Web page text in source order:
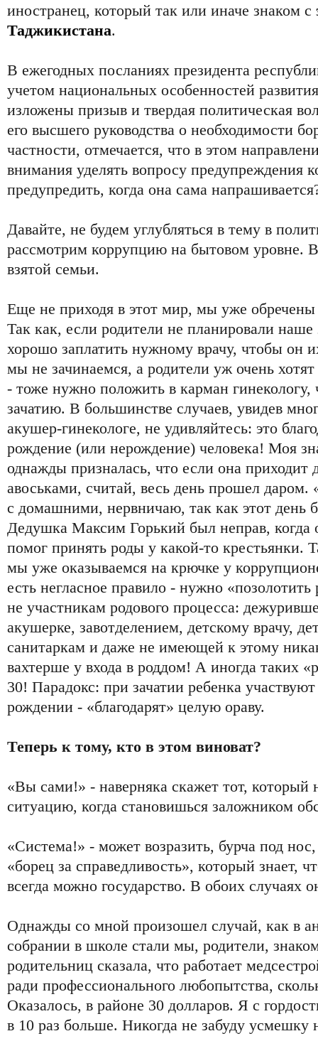
иностранец, который так или иначе знаком с
Таджикистана.
В ежегодных посланиях президента
учетом национальных особенностей
изложены призыв и твердая политическая
его высшего руководства о необходимости
частности, отмечается, что в этом
внимания уделять вопросу предупреждения
предупредить, когда она сама
Давайте, не будем углубляться в тему в
рассмотрим коррупцию на бытовом уровне.
взятой семьи.
Еще не приходя в этот мир, мы уже
Так как, если родители не планировали наше
хорошо заплатить нужному врачу, чтобы он
мы не зачинаемся, а родители уж очень
- тоже нужно положить в карман
зачатию. В большинстве случаев, увидев
акушер-гинекологе, не удивляйтесь: это
рождение (или нерождение) человека! Моя
однажды призналась, что если она
авоськами, считай, весь день прошел даром.
с домашними, нервничаю, так как этот день
Дедушка Максим Горький был неправ, когда
помог принять роды у какой-то крестьянки.
мы уже оказываемся на крючке у
есть негласное правило - нужно
не участникам родового процесса:
акушерке, завотделением, детскому врачу,
санитаркам и даже не имеющей к этому
вахтерше у входа в роддом! А иногда таких
30! Парадокс: при зачатии ребенка
рождении - «благодарят» целую ораву.
Теперь к тому, кто в этом виноват?
«Вы сами!» - наверняка скажет тот, который
ситуацию, когда становишься заложником
«Система!» - может возразить, бурча под
«борец за справедливость», который знает,
всегда можно государство. В обоих случаях
Однажды со мной произошел случай, как в
собрании в школе стали мы, родители,
родительниц сказала, что работает
ради профессионального любопытства,
Оказалось, в районе 30 долларов. Я с
в 10 раз больше. Никогда не забуду усмешку